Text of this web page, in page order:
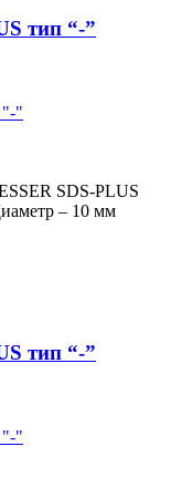
тип “-”
"-"
SDS-PLUS
– 10 мм
тип “-”
"-"